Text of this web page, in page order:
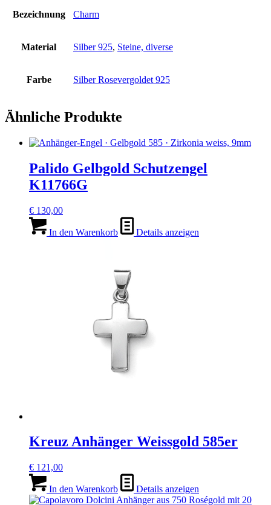
Bezeichnung Charm
Material Silber 925, Steine, diverse
Farbe Silber Rosevergoldet 925
Ähnliche Produkte
Palido Gelbgold Schutzengel
K11766G
€ 130,00
In den Warenkorb Details anzeigen
Kreuz Anhänger Weissgold 585er
€ 121,00
In den Warenkorb Details anzeigen